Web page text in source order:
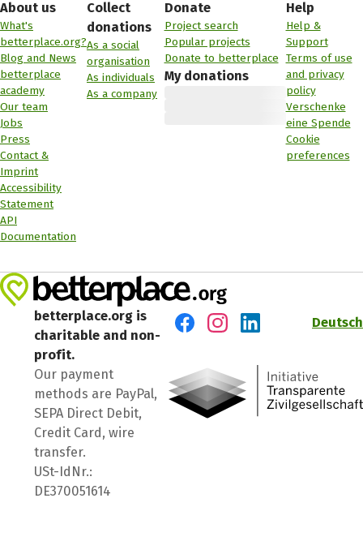
About us
What's
betterplace.org?
Blog and News
betterplace
academy
Our team
Jobs
Press
Contact &
Imprint
Accessibility
Statement
API
Documentation
Collect
donations
As a social
organisation
As individuals
As a company
Donate
Project search
Popular projects
Donate to betterplace
My donations
Help
Help &
Support
Terms of use
and privacy
policy
Verschenke
eine Spende
Cookie
preferences
betterplace.org is
charitable and non-
profit.
Our payment
methods are PayPal,
SEPA Direct Debit,
Credit Card, wire
transfer.
USt-IdNr.:
DE370051614
Deutsch